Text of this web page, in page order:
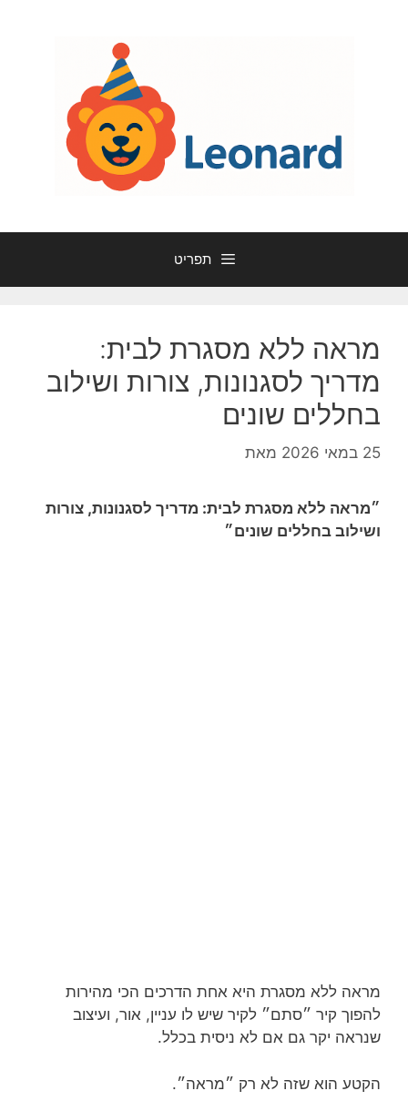
תפריט
מראה ללא מסגרת לבית:
מדריך לסגנונות, צורות ושילוב
בחללים שונים
25 במאי 2026 מאת
״מראה ללא מסגרת לבית: מדריך לסגנונות, צורות
ושילוב בחללים שונים״
מראה ללא מסגרת היא אחת הדרכים הכי מהירות
להפוך קיר ״סתם״ לקיר שיש לו עניין, אור, ועיצוב
שנראה יקר גם אם לא ניסית בכלל.
הקטע הוא שזה לא רק ״מראה״.